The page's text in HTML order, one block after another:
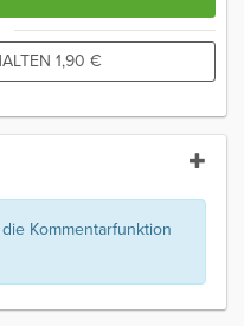
1,90 €
Kommentarfunktion